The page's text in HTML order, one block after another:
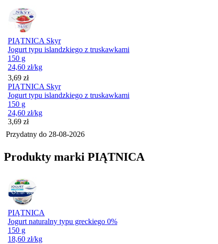
PIĄTNICA Skyr
Jogurt typu islandzkiego z truskawkami
150 g
24,60 zł/kg
Cena
3,69 zł
PIĄTNICA Skyr
Jogurt typu islandzkiego z truskawkami
150 g
24,60 zł/kg
Cena
3,69 zł
Przydatny do 28-08-2026
Produkty marki PIĄTNICA
PIĄTNICA
Jogurt naturalny typu greckiego 0%
150 g
18,60 zł/kg